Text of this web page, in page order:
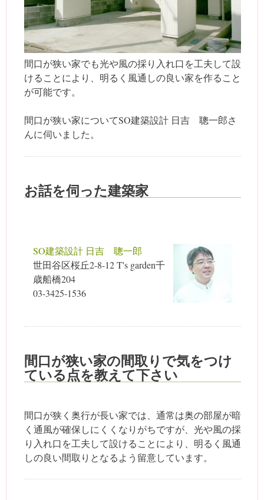
間口が狭い家でも光や風の採り入れ口を工夫して設
けることにより、明るく風通しの良い家を作ること
が可能です。
間口が狭い家についてSO建築設計 日吉 聰一郎さ
んに伺いました。
お話を伺った建築家
SO建築設計 日吉 聰一郎
世田谷区桜丘2-8-12 T's garden千
歳船橋204
03-3425-1536
間口が狭い家の間取りで気をつけ
ている点を教えて下さい
間口が狭く奥行が長い家では、通常は奥の部屋が暗
く通風が確保しにくくなりがちですが、光や風の採
り入れ口を工夫して設けることにより、明るく風通
しの良い間取りとなるよう留意しています。